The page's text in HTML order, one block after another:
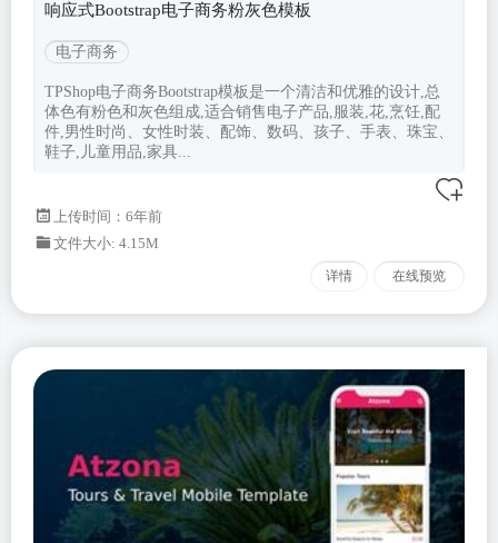
响应式Bootstrap电子商务粉灰色模板
电子商务
TPShop电子商务Bootstrap模板是一个清洁和优雅的设计,总
体色有粉色和灰色组成,适合销售电子产品,服装,花,烹饪,配
件,男性时尚、女性时装、配饰、数码、孩子、手表、珠宝、
鞋子,儿童用品,家具...
上传时间：6年前
文件大小: 4.15M
详情 在线预览